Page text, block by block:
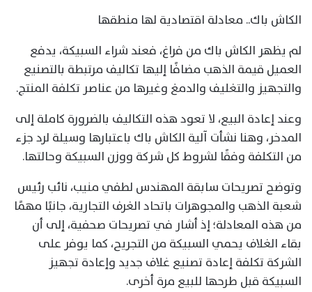
الكاش باك.. معادلة اقتصادية لها منطقها
لم يظهر الكاش باك من فراغ، فعند شراء السبيكة، يدفع
العميل قيمة الذهب مضافًا إليها تكاليف مرتبطة بالتصنيع
والتجهيز والتغليف والدمغ وغيرها من عناصر تكلفة المنتج.
وعند إعادة البيع، لا تعود هذه التكاليف بالضرورة كاملة إلى
المدخر، وهنا نشأت آلية الكاش باك باعتبارها وسيلة لرد جزء
من التكلفة وفقًا لشروط كل شركة ووزن السبيكة وحالتها.
وتوضح تصريحات سابقة المهندس لطفي منيب، نائب رئيس
شعبة الذهب والمجوهرات باتحاد الغرف التجارية، جانبًا مهمًا
من هذه المعادلة؛ إذ أشار في تصريحات صحفية، إلى أن
بقاء الغلاف يحمي السبيكة من التجريح، كما يوفر على
الشركة تكلفة إعادة تصنيع غلاف جديد وإعادة تجهيز
السبيكة قبل طرحها للبيع مرة أخرى.